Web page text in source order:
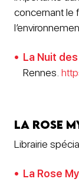
concernant le
La Nuit
Rennes.
La Rose
Librairie
La Rose